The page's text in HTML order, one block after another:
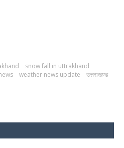
snow fall in uttrakhand
weather news update उत्तराखण्ड